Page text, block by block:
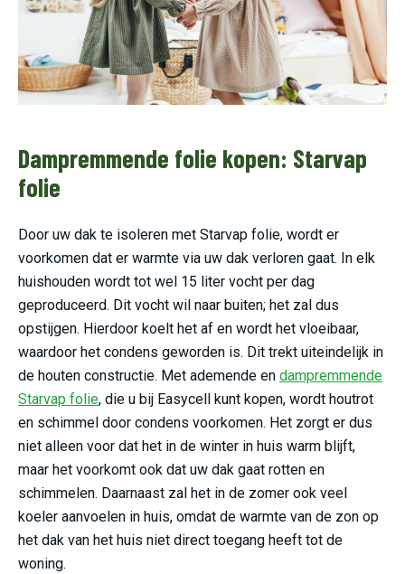
Dampremmende folie kopen: Starvap
folie
Door uw dak te isoleren met Starvap folie, wordt er
voorkomen dat er warmte via uw dak verloren gaat. In elk
huishouden wordt tot wel 15 liter vocht per dag
geproduceerd. Dit vocht wil naar buiten; het zal dus
opstijgen. Hierdoor koelt het af en wordt het vloeibaar,
waardoor het condens geworden is. Dit trekt uiteindelijk in
de houten constructie. Met ademende en dampremmende
Starvap folie, die u bij Easycell kunt kopen, wordt houtrot
en schimmel door condens voorkomen. Het zorgt er dus
niet alleen voor dat het in de winter in huis warm blijft,
maar het voorkomt ook dat uw dak gaat rotten en
schimmelen. Daarnaast zal het in de zomer ook veel
koeler aanvoelen in huis, omdat de warmte van de zon op
het dak van het huis niet direct toegang heeft tot de
woning.